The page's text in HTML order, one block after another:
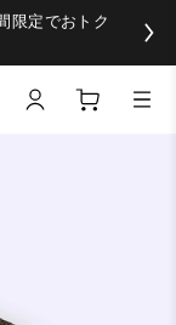
限定でおトク